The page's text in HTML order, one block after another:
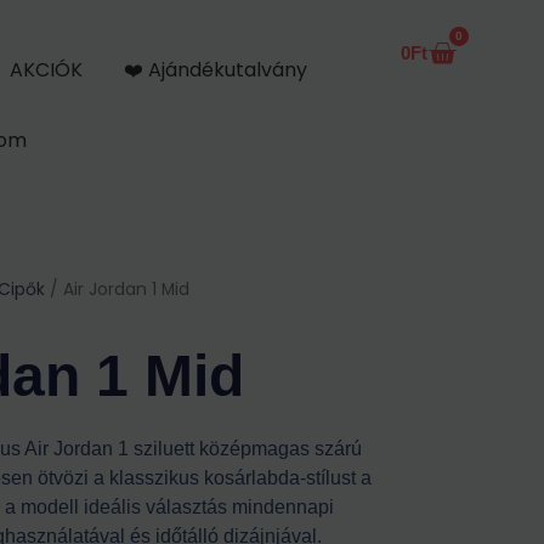
AKCIÓK ❤️ Ajándékutalvány
0Ft
0
Kosár
/ Air Jordan 1 Mid
1 Mid
Air Jordan 1 sziluett középmagas szárú
ötvözi a klasszikus kosárlabda-stílust a
modell ideális választás mindennapi
és időtálló dizájnjával.